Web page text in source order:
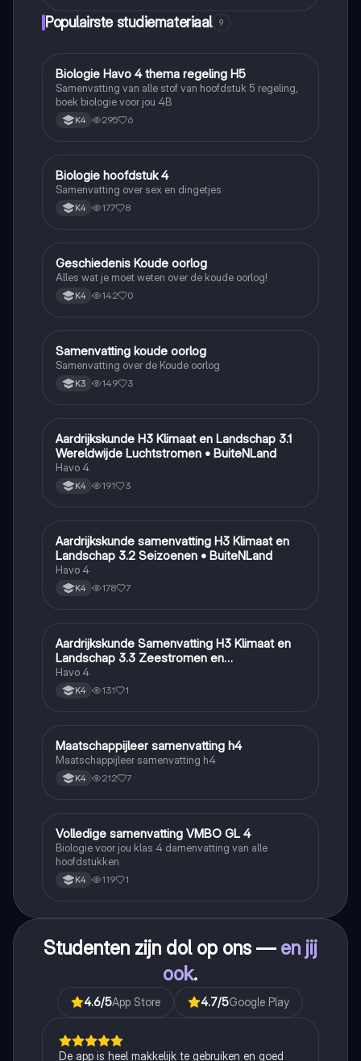
Populairste studiemateriaal 9
Biologie
Biologie Havo 4 thema regeling H5
Samenvatting van alle stof van hoofdstuk 5 regeling,
boek biologie voor jou 4B
K4 295 6
Biologie
Biologie hoofdstuk 4
Samenvatting over sex en dingetjes
K4 177 8
Geschiedenis
Geschiedenis Koude oorlog
Alles wat je moet weten over de koude oorlog!
K4 142 0
Geschiedenis
Samenvatting koude oorlog
Samenvatting over de Koude oorlog
K3 149 3
Aardrijkskunde
Aardrijkskunde H3 Klimaat en Landschap 3.1
Wereldwijde Luchtstromen • BuiteNLand
Havo 4
K4 191 3
Aardrijkskunde
Aardrijkskunde samenvatting H3 Klimaat en
Landschap 3.2 Seizoenen • BuiteNLand
Havo 4
K4 178 7
Aardrijkskunde
Aardrijkskunde Samenvatting H3 Klimaat en
Landschap 3.3 Zeestromen en
Klimaatgebieden • BuiteNLand
Havo 4
K4 131 1
Maatschappijleer
Maatschappijleer samenvatting h4
Maatschappijleer samenvatting h4
K4 212 7
Biologie
Volledige samenvatting VMBO GL 4
Biologie voor jou klas 4 damenvatting van alle
hoofdstukken
K4 119 1
Studenten zijn dol op ons — en jij
ook.
4.6/5App Store 4.7/5Google Play
De app is heel makkelijk te gebruiken en goed